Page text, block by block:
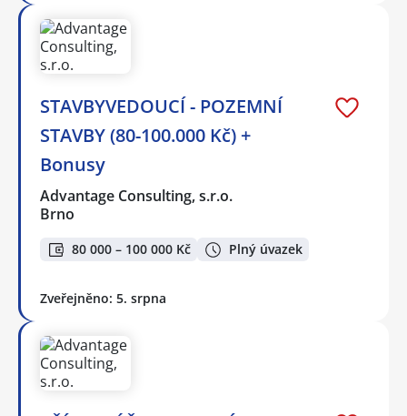
STAVBYVEDOUCÍ - POZEMNÍ
STAVBY (80-100.000 Kč) +
Bonusy
Advantage Consulting, s.r.o.
Brno
80 000 – 100 000 Kč Plný úvazek
Zveřejněno: 5. srpna